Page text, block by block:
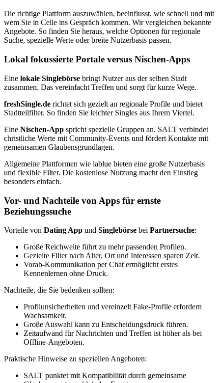
Die richtige Plattform auszuwählen, beeinflusst, wie schnell und mit
wem Sie in Celle ins Gespräch kommen. Wir vergleichen bekannte
Angebote. So finden Sie heraus, welche Optionen für regionale
Suche, spezielle Werte oder breite Nutzerbasis passen.
Lokal fokussierte Portale versus Nischen-Apps
Eine lokale Singlebörse bringt Nutzer aus der selben Stadt
zusammen. Das vereinfacht Treffen und sorgt für kurze Wege.
freshSingle.de richtet sich gezielt an regionale Profile und bietet
Stadtteilfilter. So finden Sie leichter Singles aus Ihrem Viertel.
Eine Nischen-App spricht spezielle Gruppen an. SALT verbindet
christliche Werte mit Community-Events und fördert Kontakte mit
gemeinsamen Glaubensgrundlagen.
Allgemeine Plattformen wie lablue bieten eine große Nutzerbasis
und flexible Filter. Die kostenlose Nutzung macht den Einstieg
besonders einfach.
Vor- und Nachteile von Apps für ernste
Beziehungssuche
Vorteile von Dating App und Singlebörse bei Partnersuche:
Große Reichweite führt zu mehr passenden Profilen.
Gezielte Filter nach Alter, Ort und Interessen sparen Zeit.
Vorab-Kommunikation per Chat ermöglicht erstes
Kennenlernen ohne Druck.
Nachteile, die Sie bedenken sollten:
Profilunsicherheiten und vereinzelt Fake-Profile erfordern
Wachsamkeit.
Große Auswahl kann zu Entscheidungsdruck führen.
Zeitaufwand für Nachrichten und Treffen ist höher als bei
Offline-Angeboten.
Praktische Hinweise zu speziellen Angeboten:
SALT punktet mit Kompatibilität durch gemeinsame